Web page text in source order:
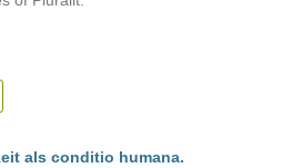
als conditio humana.